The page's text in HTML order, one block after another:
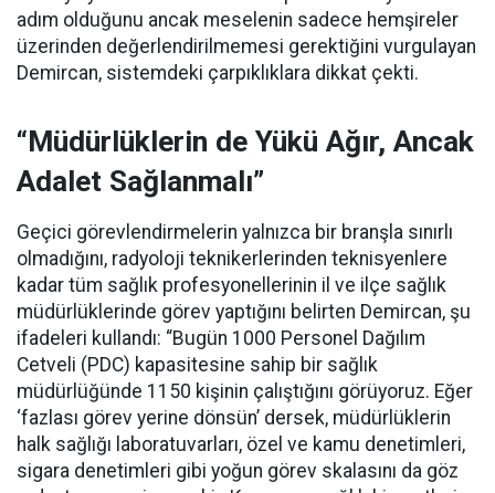
adım olduğunu ancak meselenin sadece hemşireler
üzerinden değerlendirilmemesi gerektiğini vurgulayan
Demircan, sistemdeki çarpıklıklara dikkat çekti.
“Müdürlüklerin de Yükü Ağır, Ancak
Adalet Sağlanmalı”
Geçici görevlendirmelerin yalnızca bir branşla sınırlı
olmadığını, radyoloji teknikerlerinden teknisyenlere
kadar tüm sağlık profesyonellerinin il ve ilçe sağlık
müdürlüklerinde görev yaptığını belirten Demircan, şu
ifadeleri kullandı: “Bugün 1000 Personel Dağılım
Cetveli (PDC) kapasitesine sahip bir sağlık
müdürlüğünde 1150 kişinin çalıştığını görüyoruz. Eğer
‘fazlası görev yerine dönsün’ dersek, müdürlüklerin
halk sağlığı laboratuvarları, özel ve kamu denetimleri,
sigara denetimleri gibi yoğun görev skalasını da göz